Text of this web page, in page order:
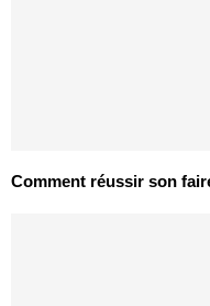
Comment réussir son